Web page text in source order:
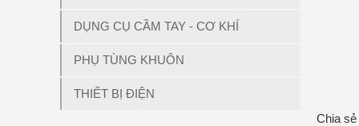
DỤNG CỤ CẦM TAY - CƠ KHÍ
PHỤ TÙNG KHUÔN
THIẾT BỊ ĐIỆN
Chia